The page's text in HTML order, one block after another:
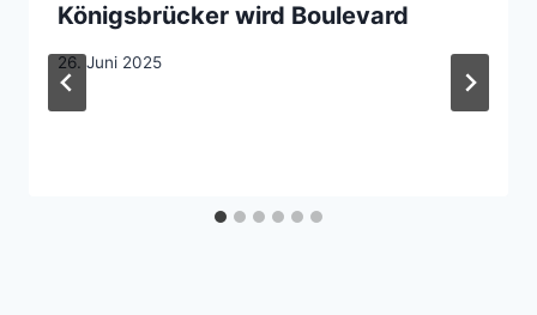
Königsbrücker wird Boulevard
26. Juni 2025